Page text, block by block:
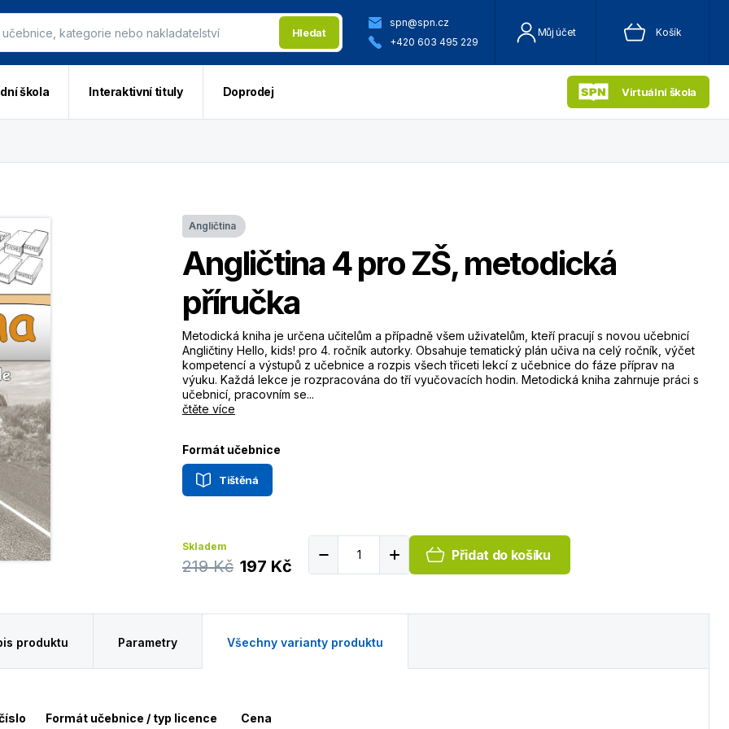
Hledat
spn@spn.cz
+420 603 495 229
Můj účet Košík
škola Interaktivní tituly Doprodej Virtuální škola
Angličtina
Angličtina 4 pro ZŠ, metodická
příručka
Metodická kniha je určena učitelům a případně všem uživatelům, kteří pracují s novou učebnicí
Angličtiny Hello, kids! pro 4. ročník autorky. Obsahuje tematický plán učiva na celý ročník, výčet
kompetencí a výstupů z učebnice a rozpis všech třiceti lekcí z učebnice do fáze příprav na
výuku. Každá lekce je rozpracována do tří vyučovacích hodin. Metodická kniha zahrnuje práci s
učebnicí, pracovním se...
čtěte více
Formát učebnice
Tištěná
Skladem
219 Kč 197 Kč
Přidat do košíku
produktu Parametry Všechny varianty produktu
Formát učebnice / typ licence Cena